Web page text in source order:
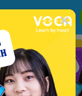
XEM THÊM